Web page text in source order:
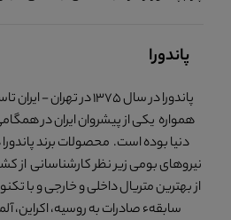
پاندورا
پاندورا در سال 1375 در
همواره یکی از پیشروان ایران در
دنیا بوده است. محصولات برند
نیروهای بومی زیر نظر کارشناسانی از
از بهترین متریال داخلی و خارجی و با
سابقهء صادرات به روسیه، اکراین،